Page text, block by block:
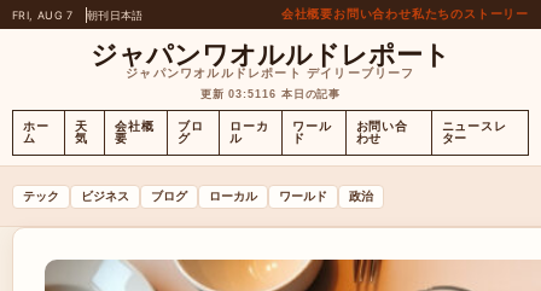
FRI, AUG 7 朝刊日本語 会社概要お問い合わせ私たちのストーリー
ジャパンワオルルドレポート
ジャパンワオルルドレポート デイリーブリーフ
更新 03:5116 本日の記事
ホー
ム
天
気
会社概
要
ブロ
グ
ローカ
ル
ワール
ド
お問い合
わせ
ニュースレ
ター
テック ビジネス ブログ ローカル ワールド 政治